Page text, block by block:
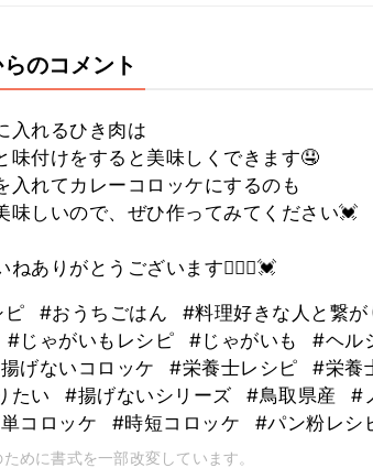
のコメント
入れるひき肉は
味付けをすると美味しくできます🤤
入れてカレーコロッケにするのも
味しいので、ぜひ作ってみてください💓
ねありがとうございます🙇🏻‍♀️💓
ピ #おうちごはん #料理好きな人と繋が
#じゃがいもレシピ #じゃがいも #ヘル
げないコロッケ #栄養士レシピ #栄養
たい
#揚げないシリーズ #鳥取県産 #
コロッケ #時短コロッケ #パン粉レシ
めに書式を一部改変しています。